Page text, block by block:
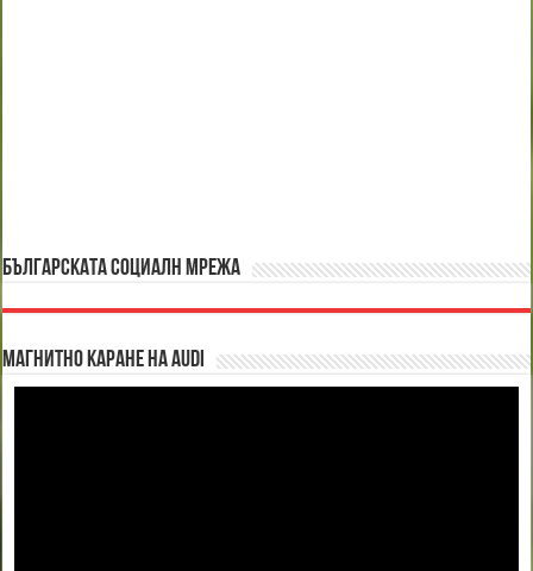
БЪЛГАРСКАТА СОЦИАЛН МРЕЖА
Магнитно каране на Audi